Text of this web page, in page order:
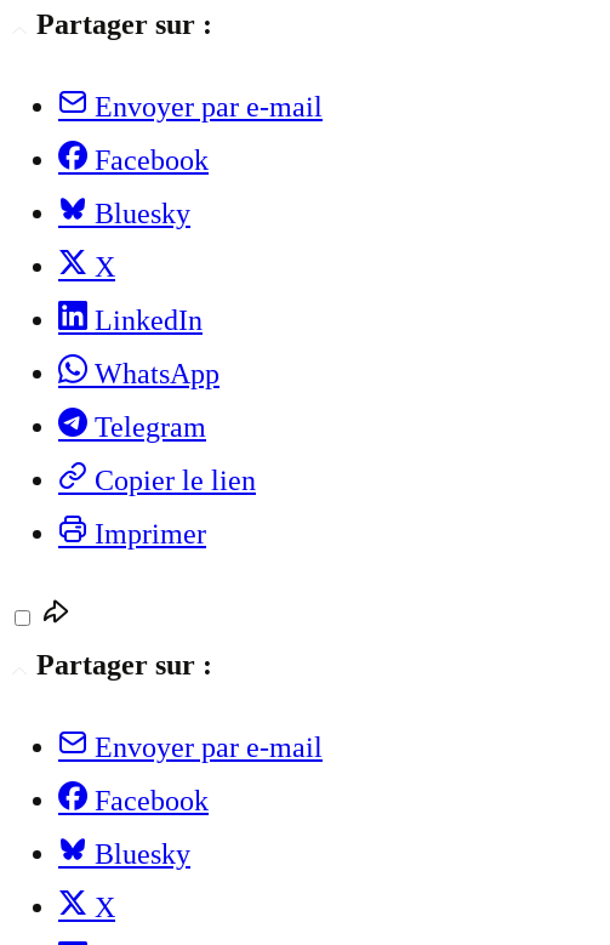
Partager sur :
Envoyer par e-mail
Facebook
Bluesky
X
LinkedIn
WhatsApp
Telegram
Copier le lien
Imprimer
Partager sur :
Envoyer par e-mail
Facebook
Bluesky
X